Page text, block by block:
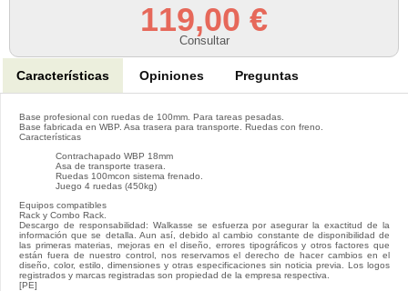
119,00 €
Consultar
Características Opiniones Preguntas
Base profesional con ruedas de 100mm. Para tareas pesadas.
Base fabricada en WBP. Asa trasera para transporte. Ruedas con freno.
Características
Contrachapado WBP 18mm
Asa de transporte trasera.
Ruedas 100mcon sistema frenado.
Juego 4 ruedas (450kg)
Equipos compatibles
Rack y Combo Rack.
Descargo de responsabilidad: Walkasse se esfuerza por asegurar la exactitud de la
información que se detalla. Aun así, debido al cambio constante de disponibilidad de
las primeras materias, mejoras en el diseño, errores tipográficos y otros factores que
están fuera de nuestro control, nos reservamos el derecho de hacer cambios en el
diseño, color, estilo, dimensiones y otras especificaciones sin noticia previa. Los logos
registrados y marcas registradas son propiedad de la empresa respectiva.
[PE]